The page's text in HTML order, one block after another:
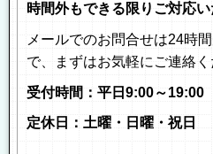
時間外もできる限りご対応い
メールでのお問合せは24時
で、まずはお気軽にご連絡く
受付時間：平日9:00～19:00
定休日：土曜・日曜・祝日